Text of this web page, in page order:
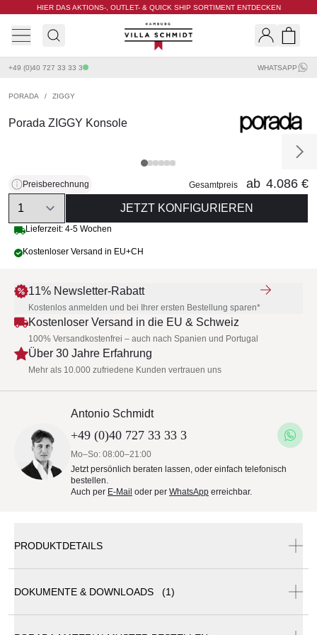
HIER DAS AKTIONS-, OUTLET- & QUICK SHIP SORTIMENT ENTDECKEN
Villa Schmidt
+49 (0)40 727 33 33 3 WHATSAPP
PORADA / ZIGGY
Porada ZIGGY Konsole
Preisberechnung Gesamtpreis ab 4.086 €
Quantity
JETZT KONFIGURIEREN
Lieferzeit: 4-5 Wochen
Kostenloser Versand in EU+CH
11% Newsletter-Rabatt
Kostenlos anmelden und bei Ihrer ersten Bestellung sparen*
Kostenloser Versand in die EU & Schweiz
100% Versandkostenfrei – auch nach Spanien und Portugal
Über 30 Jahre Erfahrung
Mehr als 10.000 zufriedene Kunden vertrauen uns
Antonio Schmidt
+49 (0)40 727 33 33 3
Mo–So: 08:00–21:00
Jetzt persönlich beraten lassen, oder einfach telefonisch
bestellen.
Auch per E-Mail oder per WhatsApp erreichbar.
PRODUKTDETAILS
Porada ZIGGY 9 + 10
DOKUMENTE & DOWNLOADS (1)